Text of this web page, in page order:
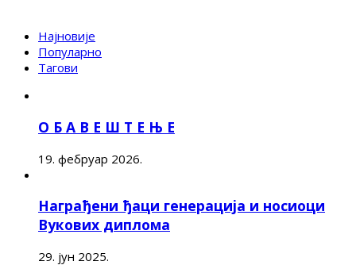
Најновије
Популарно
Тагови
О Б А В Е Ш Т Е Њ Е
19. фебруар 2026.
Награђени ђаци генерација и носиоци
Вукових диплома
29. јун 2025.